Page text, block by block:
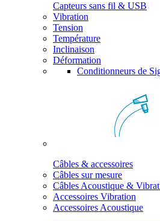
Capteurs sans fil & USB
Vibration
Tension
Température
Inclinaison
Déformation
Conditionneurs de
Câbles & accessoires
Câbles sur mesure
Câbles Acoustique &
Accessoires Vibration
Accessoires Acoustique